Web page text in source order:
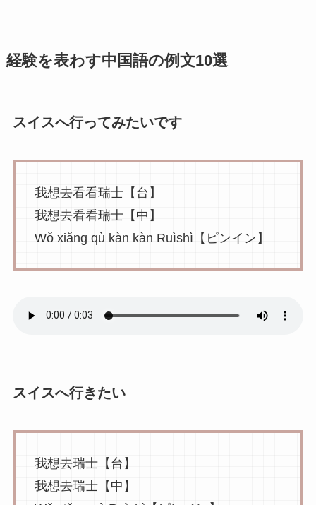
経験を表わす中国語の例文10選
スイスへ行ってみたいです
我想去看看瑞士【台】
我想去看看瑞士【中】
Wǒ xiǎng qù kàn kàn Ruìshì【ピンイン】
スイスへ行きたい
我想去瑞士【台】
我想去瑞士【中】